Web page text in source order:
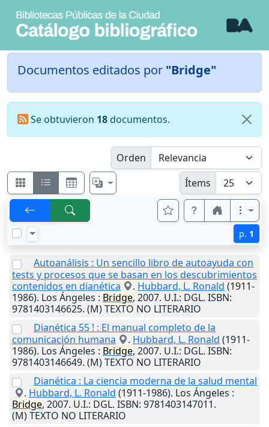
Documentos editados por "Bridge"
Se obtuvieron 18documentos.
Orden
Ítems
p. 1
Autoanálisis : Un sencillo libro de autoayuda con
tests y procesos que se basan en los descubrimientos
contenidos en dianética
. Hubbard, L. Ronald (1911-
1986). Los Ángeles : Bridge, 2007. U.I.: DGL. ISBN:
9781403146625. (M) TEXTO NO LITERARIO
Dianética 55 ! : El manual completo de la
comunicación humana
. Hubbard, L. Ronald (1911-
1986). Los Ángeles : Bridge, 2007. U.I.: DGL. ISBN:
9781403146649. (M) TEXTO NO LITERARIO
Dianética : La ciencia moderna de la salud mental
. Hubbard, L. Ronald (1911-1986). Los Ángeles :
Bridge, 2007. U.I.: DGL. ISBN: 9781403147011.
(M) TEXTO NO LITERARIO